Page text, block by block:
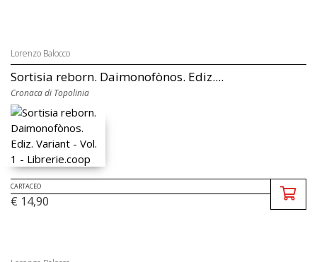
Lorenzo Balocco
Sortisia reborn. Daimonofònos. Ediz....
Cronaca di Topolinia
CARTACEO
€ 14,90